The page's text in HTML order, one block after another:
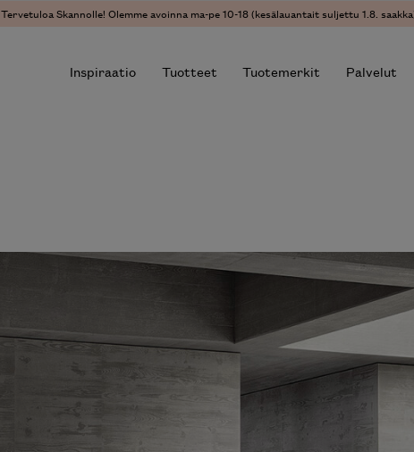
Tervetuloa Skannolle! Olemme avoinna ma-pe 10-18 (kesälauantait suljettu 1.8. saakka).
Inspiraatio Tuotteet Tuotemerkit Palvelut